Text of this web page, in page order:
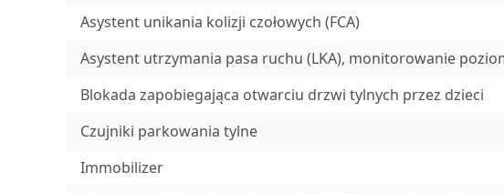
Asystent unikania kolizji czołowych (FCA)
Asystent utrzymania pasa ruchu (LKA), monitorowanie
Blokada zapobiegająca otwarciu drzwi tylnych przez dzieci
Czujniki parkowania tylne
Immobilizer